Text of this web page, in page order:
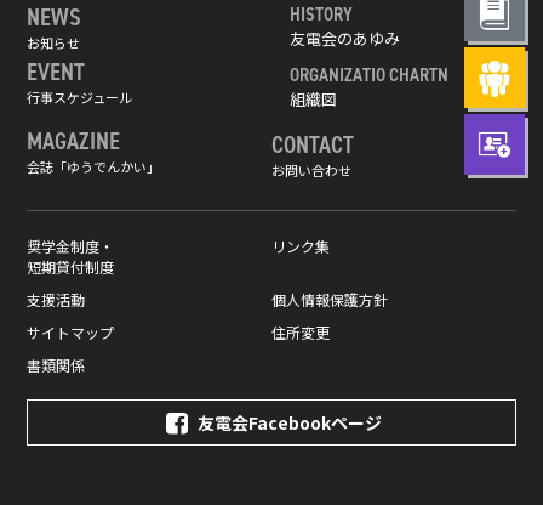
NEWS
お知らせ
EVENT
行事スケジュール
MAGAZINE
会誌「ゆうでんかい」
HISTORY
友電会のあゆみ
ORGANIZATIO CHARTN
組織図
CONTACT
お問い合わせ
奨学金制度・
短期貸付制度
リンク集
支援活動
個人情報保護方針
サイトマップ
住所変更
書類関係
友電会Facebookページ